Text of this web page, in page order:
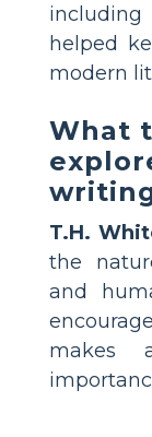
helped
modern
What
T.H.
the
and
makes